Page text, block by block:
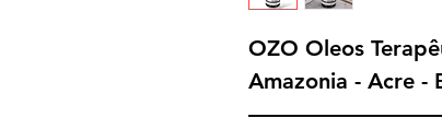
OZO Oleos
Amazonia - Acre -